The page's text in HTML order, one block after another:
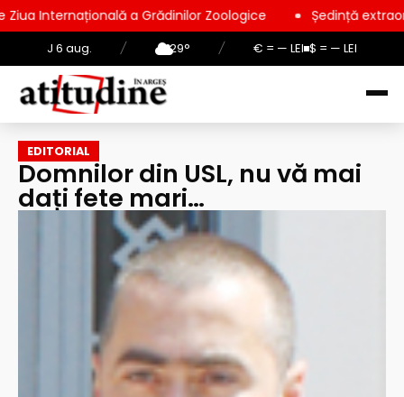
J 6 aug. / 29° / € = — LEI $ = — LEI
a Grădinilor Zoologice Ședință extraordinară la
EDITORIAL
Domnilor din USL, nu vă mai
dați fete mari…